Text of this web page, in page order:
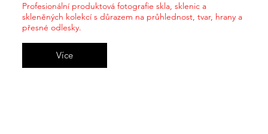
Profesionální produktová fotografie skla, sklenic a
skleněných kolekcí s důrazem na průhlednost, tvar, hrany a
přesné odlesky.
Více